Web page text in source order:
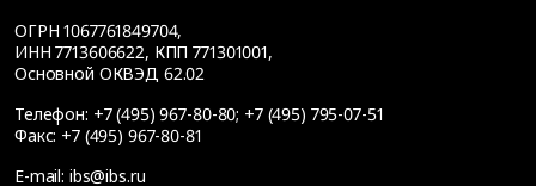
ОГРН 1067761849704,
ИНН 7713606622, КПП 771301001,
Основной ОКВЭД 62.02
Телефон: +7 (495) 967-80-80; +7 (495) 795-07-51
Факс: +7 (495) 967-80-81
E-mail: ibs@ibs.ru